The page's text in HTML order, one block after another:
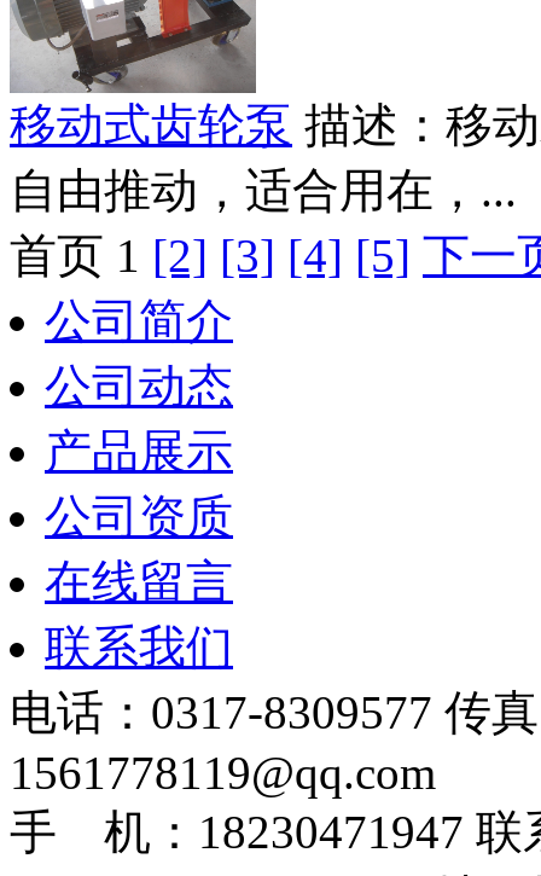
移动式齿轮泵 描述：移
自由推动，适合用在，...
首页 1 [2] [3] [4] [5] 下一
公司简介
公司动态
产品展示
公司资质
在线留言
联系我们
电话：0317-8309577 传
1561778119@qq.com
手 机：18230471947